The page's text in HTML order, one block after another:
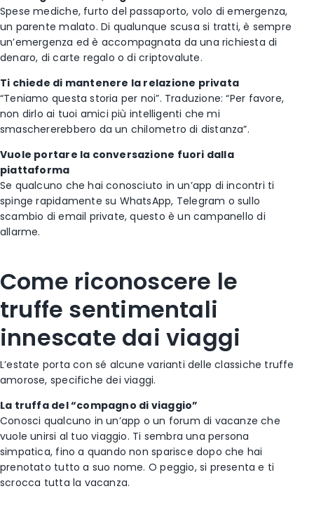
Spese mediche, furto del passaporto, volo di emergenza,
un parente malato. Di qualunque scusa si tratti, è sempre
un’emergenza ed è accompagnata da una richiesta di
denaro, di carte regalo o di criptovalute.
Ti chiede di mantenere la relazione privata
“Teniamo questa storia per noi”. Traduzione: “Per favore,
non dirlo ai tuoi amici più intelligenti che mi
smaschererebbero da un chilometro di distanza”.
Vuole portare la conversazione fuori dalla
piattaforma
Se qualcuno che hai conosciuto in un’app di incontri ti
spinge rapidamente su WhatsApp, Telegram o sullo
scambio di email private, questo è un campanello di
allarme.
Come riconoscere le
truffe sentimentali
innescate dai viaggi
L’estate porta con sé alcune varianti delle classiche truffe
amorose, specifiche dei viaggi.
La truffa del “compagno di viaggio”
Conosci qualcuno in un’app o un forum di vacanze che
vuole unirsi al tuo viaggio. Ti sembra una persona
simpatica, fino a quando non sparisce dopo che hai
prenotato tutto a suo nome. O peggio, si presenta e ti
scrocca tutta la vacanza.